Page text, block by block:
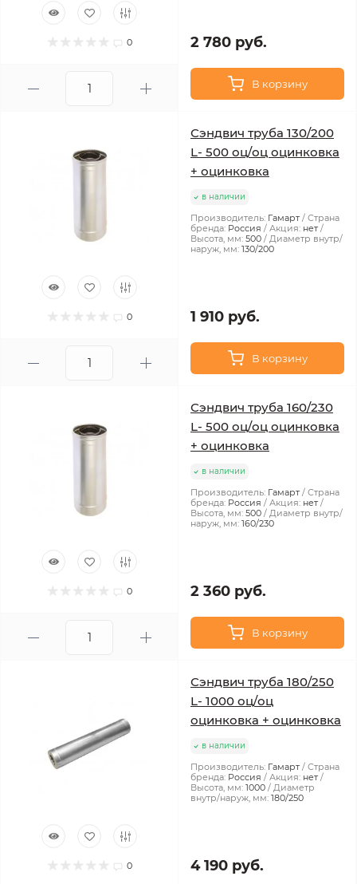
0 2 780 руб.
В корзину
0
Сэндвич труба 130/200
L- 500 оц/оц оцинковка
+ оцинковка
в наличии
Производитель: Гамарт
Страна
бренда: Россия Акция: нет
Высота, мм: 500
Диаметр внутр/
наруж, мм: 130/200
1 910 руб.
В корзину
0
Сэндвич труба 160/230
L- 500 оц/оц оцинковка
+ оцинковка
в наличии
Производитель: Гамарт
Страна
бренда: Россия Акция: нет
Высота, мм: 500
Диаметр внутр/
наруж, мм: 160/230
2 360 руб.
В корзину
0
Сэндвич труба 180/250
L- 1000 оц/оц
оцинковка + оцинковка
в наличии
Производитель: Гамарт
Страна
бренда: Россия Акция: нет
Высота, мм: 1000
Диаметр
внутр/наруж, мм: 180/250
4 190 руб.